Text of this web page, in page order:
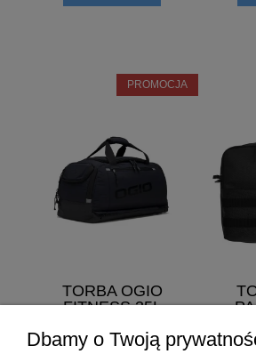
TORBA OGIO
FITNESS 35L
PROMOCJA
Dbamy o Twoją